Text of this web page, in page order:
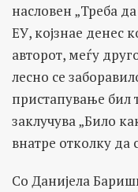
насловен „Треба
ЕУ, којзнае денес
авторот, меѓу
лесно се
пристапување бил
заклучува „Било
внатре отколку да
Со Данијела